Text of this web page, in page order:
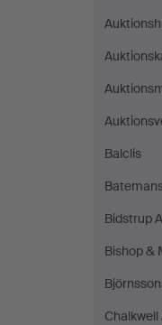
Balclis
Bidstrup
Bishop &